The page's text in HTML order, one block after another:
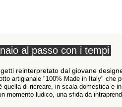
al passo con i tempi
reinterpretato dal giovane
artigianale "100% Made in Italy"
quella di ricreare, in scala domestica
momento ludico, una sfida da